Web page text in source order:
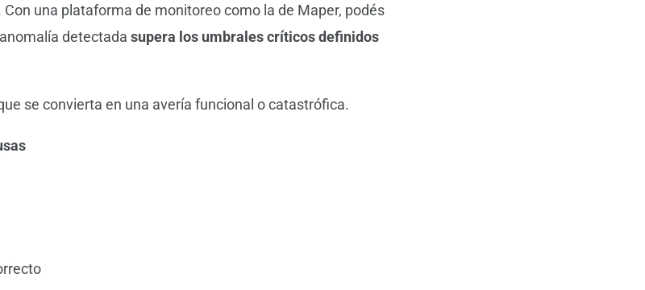
una plataforma de monitoreo como la de Maper, podés
detectada supera los umbrales críticos definidos
se convierta en una avería funcional o catastrófica.